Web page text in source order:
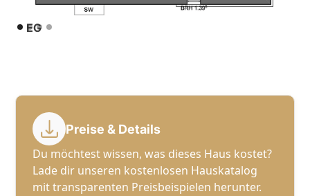
EG
Preise & Details
Du möchtest wissen, was dieses Haus kostet?
Lade dir unseren kostenlosen Hauskatalog
mit transparenten Preisbeispielen herunter.